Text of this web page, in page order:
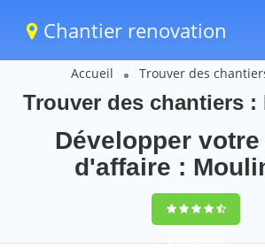
Chantier renovation
Accueil Trouver des
Trouver des chantiers :
Développer
d'affaire :
9,5(100%)63